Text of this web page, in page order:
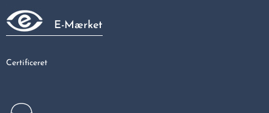
E-Mærket
Certificeret